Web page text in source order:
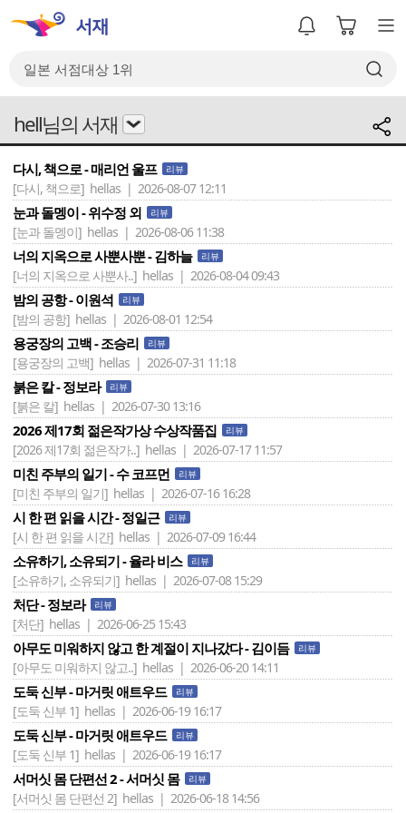
hell님의 서재
다시, 책으로 - 매리언 울프 리뷰
[다시, 책으로] hellas | 2026-08-07 12:11
눈과 돌멩이 - 위수정 외 리뷰
[눈과 돌멩이] hellas | 2026-08-06 11:38
너의 지옥으로 사뿐사뿐 - 김하늘 리뷰
[너의 지옥으로 사뿐사..] hellas | 2026-08-04 09:43
밤의 공항 - 이원석 리뷰
[밤의 공항] hellas | 2026-08-01 12:54
용궁장의 고백 - 조승리 리뷰
[용궁장의 고백] hellas | 2026-07-31 11:18
붉은 칼 - 정보라 리뷰
[붉은 칼] hellas | 2026-07-30 13:16
2026 제17회 젊은작가상 수상작품집 리뷰
[2026 제17회 젊은작가..] hellas | 2026-07-17 11:57
미친 주부의 일기 - 수 코프먼 리뷰
[미친 주부의 일기] hellas | 2026-07-16 16:28
시 한 편 읽을 시간 - 정일근 리뷰
[시 한 편 읽을 시간] hellas | 2026-07-09 16:44
소유하기, 소유되기 - 율라 비스 리뷰
[소유하기, 소유되기] hellas | 2026-07-08 15:29
처단 - 정보라 리뷰
[처단] hellas | 2026-06-25 15:43
아무도 미워하지 않고 한 계절이 지나갔다 - 김이듬 리뷰
[아무도 미워하지 않고..] hellas | 2026-06-20 14:11
도둑 신부 - 마거릿 애트우드 리뷰
[도둑 신부 1] hellas | 2026-06-19 16:17
도둑 신부 - 마거릿 애트우드 리뷰
[도둑 신부 1] hellas | 2026-06-19 16:17
서머싯 몸 단편선 2 - 서머싯 몸 리뷰
[서머싯 몸 단편선 2] hellas | 2026-06-18 14:56